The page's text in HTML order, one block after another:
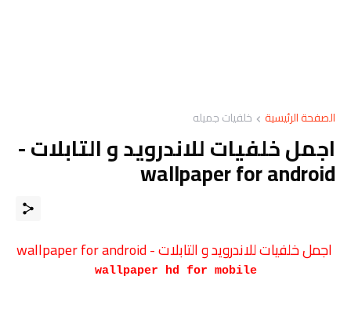
الصفحة الرئيسية خلفيات جميله
اجمل خلفيات للاندرويد و التابلات -
wallpaper for android
اجمل خلفيات للاندرويد و التابلات - wallpaper for android
wallpaper hd for mobile